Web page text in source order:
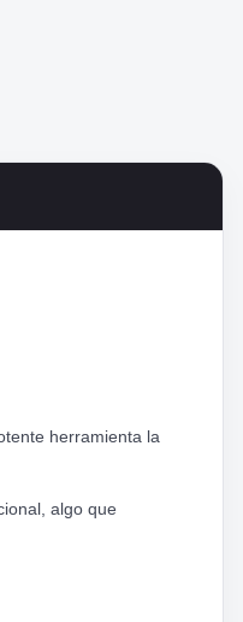
herramienta la
algo que